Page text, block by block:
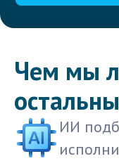
Чем мы
ИИ